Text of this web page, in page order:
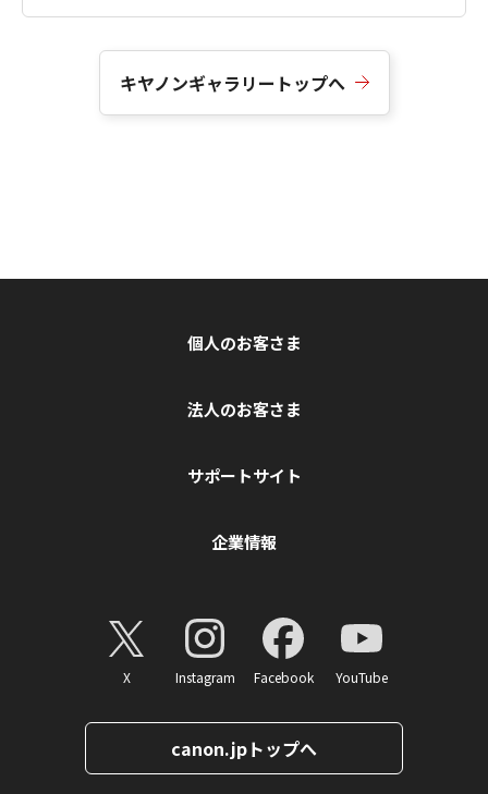
キヤノンギャラリートップへ
個人のお客さま
法人のお客さま
サポートサイト
企業情報
X Instagram Facebook YouTube
canon.jpトップへ